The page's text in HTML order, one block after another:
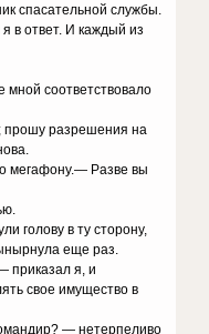
спасательной службы.
в ответ. И каждый из
мной соответствовало
прошу разрешения на
мегафону.— Разве вы
голову в ту сторону,
еще раз.
приказал я, и
свое имущество в
— нетерпеливо